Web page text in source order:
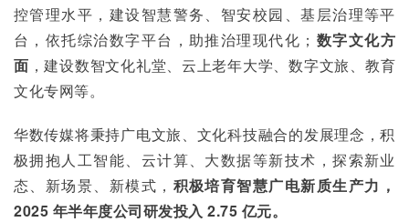
控管理水平，建设智慧警务、智安校园、基层治理等平
台，依托综治数字平台，助推治理现代化； 数字文化方
面 ，建设数智文化礼堂、云上老年大学、数字文旅、教育
文化专网等。
华数传媒将秉持广电文旅、文化科技融合的发展理念，积
极拥抱人工智能、云计算、大数据等新技术，探索新业
态、新场景、新模式， 积极培育智慧广电新质生产力，
2025 年半年度公司研发投入 2.75 亿元。